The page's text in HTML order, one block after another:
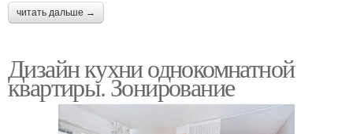
читать дальше →
Дизайн кухни однокомнатной
квартиры. Зонирование